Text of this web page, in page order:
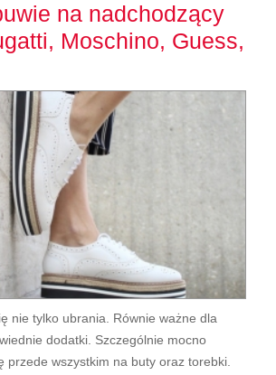
na nadchodzący
Moschino, Guess,
nie tylko ubrania. Równie ważne dla
dodatki. Szczególnie mocno
przede wszystkim na buty oraz torebki.